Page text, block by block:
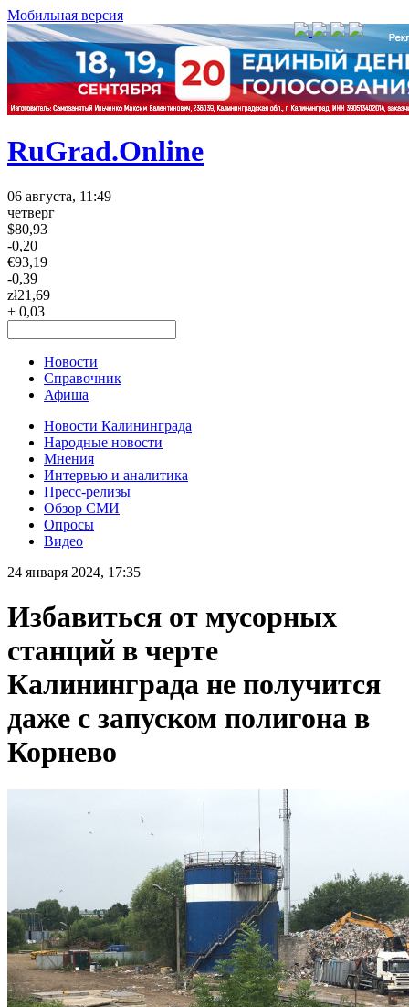
Мобильная версия
RuGrad.Online
06 августа, 11:49
четверг
$80,93
-0,20
€93,19
-0,39
zł21,69
+ 0,03
Новости
Справочник
Афиша
Новости Калининграда
Народные новости
Мнения
Интервью и аналитика
Пресс-релизы
Обзор СМИ
Опросы
Видео
24 января 2024, 17:35
Избавиться от мусорных
станций в черте
Калининграда не получится
даже с запуском полигона в
Корнево